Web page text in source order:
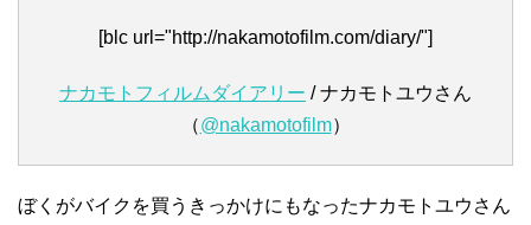
[blc url="http://nakamotofilm.com/diary/"]
ナカモトフィルムダイアリー / ナカモトユウさん
（@nakamotofilm）
ぼくがバイクを買うきっかけにもなったナカモトユウさん